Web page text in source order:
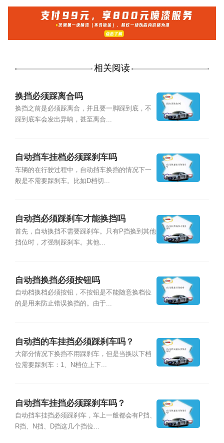
相关阅读
换挡必须踩离合吗
换挡之前是必须踩离合，并且要一脚踩到底，不
踩到底车会发出异响，甚至离合...
自动挡车挂档必须踩刹车吗
车辆的在行驶过程中，自动挡车换挡的情况下一
般是不需要踩刹车。比如D档切...
自动挡必须踩刹车才能换挡吗
首先，自动换挡不需要踩刹车。只有P挡换到其他
挡位时，才强制踩刹车。其他...
自动挡换挡必须按钮吗
自动档换档必须按钮，不按钮是不能随意换档位
的是用来防止错误换挡的。由于...
自动挡的车挂挡必须踩刹车吗？
大部分情况下换挡不用踩刹车，但是当换以下档
位需要踩刹车：1、N档位上下...
自动挡车挂挡必须踩刹车吗？
自动挡车挂挡必须踩刹车，车上一般都会有P挡、
R挡、N挡、D挡这几个挡位...